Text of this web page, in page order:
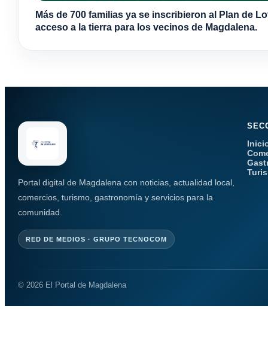
Más de 700 familias ya se inscribieron al Plan de
acceso a la tierra para los vecinos de Magdalena.
Portal digital de Magdalena con noticias, actualidad local,
comercios, turismo, gastronomía y servicios para la
comunidad.
RED DE MEDIOS · GRUPO TECNOCOM
© 2026 El Portal de Magdalena